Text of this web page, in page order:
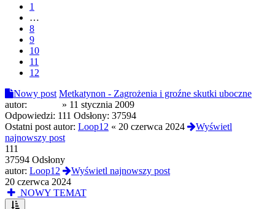
1
…
8
9
10
11
12
Nowy post Metkatynon - Zagrożenia i groźne skutki uboczne
autor:
» 11 stycznia 2009
Odpowiedzi: 111 Odsłony: 37594
Ostatni post autor: Loop12 « 20 czerwca 2024
Wyświetl
najnowszy post
111
37594 Odsłony
autor: Loop12
Wyświetl najnowszy post
20 czerwca 2024
NOWY TEMAT